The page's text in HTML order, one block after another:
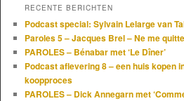
RECENTE BERICHTEN
Podcast special: Sylvain Lelarge van
Paroles 5 – Jacques Brel – Ne me
PAROLES – Bénabar met ‘Le Dîner’
Podcast aflevering 8 – een huis kopen
koopproces
PAROLES – Dick Annegarn met